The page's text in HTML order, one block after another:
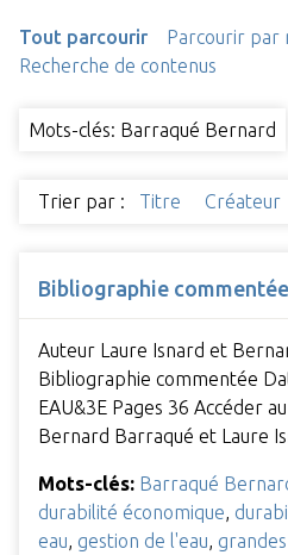
Tout parcourir
Parcourir par
Recherche de contenus
Mots-clés: Barraqué Bernard
Trier par : Titre Créateur
Bibliographie
Auteur Laure Isnard et
Bibliographie commentée
EAU&3E Pages 36 Accéder
Bernard Barraqué et Laure
Mots-clés: Barraqué
durabilité économique
eau gestion de l'eau